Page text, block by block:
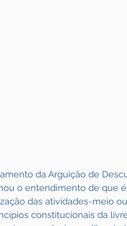
da Arguição de
o entendimento de que
das atividades-meio
constitucionais da